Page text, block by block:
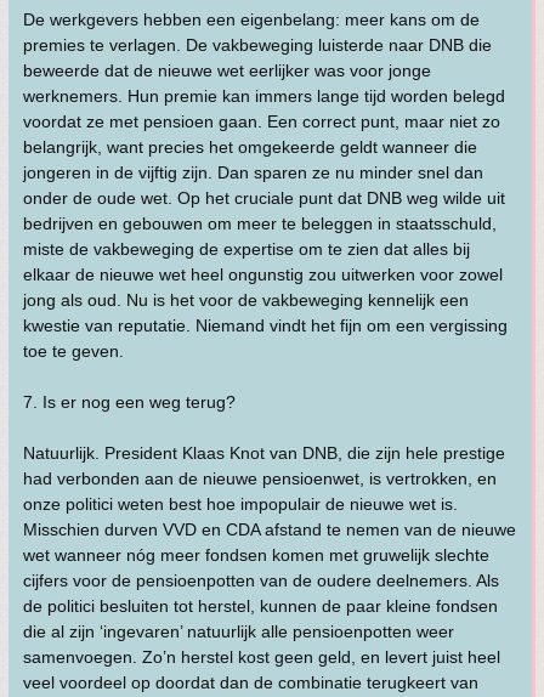
De werkgevers hebben een eigenbelang: meer kans om de
premies te verlagen. De vakbeweging luisterde naar DNB die
beweerde dat de nieuwe wet eerlijker was voor jonge
werknemers. Hun premie kan immers lange tijd worden belegd
voordat ze met pensioen gaan. Een correct punt, maar niet zo
belangrijk, want precies het omgekeerde geldt wanneer die
jongeren in de vijftig zijn. Dan sparen ze nu minder snel dan
onder de oude wet. Op het cruciale punt dat DNB weg wilde uit
bedrijven en gebouwen om meer te beleggen in staatsschuld,
miste de vakbeweging de expertise om te zien dat alles bij
elkaar de nieuwe wet heel ongunstig zou uitwerken voor zowel
jong als oud. Nu is het voor de vakbeweging kennelijk een
kwestie van reputatie. Niemand vindt het fijn om een vergissing
toe te geven.
7. Is er nog een weg terug?
Natuurlijk. President Klaas Knot van DNB, die zijn hele prestige
had verbonden aan de nieuwe pensioenwet, is vertrokken, en
onze politici weten best hoe impopulair de nieuwe wet is.
Misschien durven VVD en CDA afstand te nemen van de nieuwe
wet wanneer nóg meer fondsen komen met gruwelijk slechte
cijfers voor de pensioenpotten van de oudere deelnemers. Als
de politici besluiten tot herstel, kunnen de paar kleine fondsen
die al zijn ‘ingevaren’ natuurlijk alle pensioenpotten weer
samenvoegen. Zo’n herstel kost geen geld, en levert juist heel
veel voordeel op doordat dan de combinatie terugkeert van